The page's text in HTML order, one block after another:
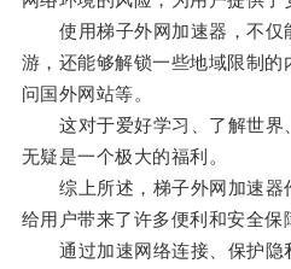
使用梯子外网加速器，不仅
游，还能够解锁一些地域限制
问国外网站等。
这对于爱好学习、了解世界
无疑是一个极大的福利。
综上所述，梯子外网加速器
给用户带来了许多便利和安全保
通过加速网络连接、保护隐